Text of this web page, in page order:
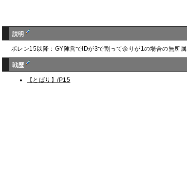
説明
ポレン15以降：GY陣営でIDが3で割って余りが1の場合の無所属
戦歴
【とばり】/P15